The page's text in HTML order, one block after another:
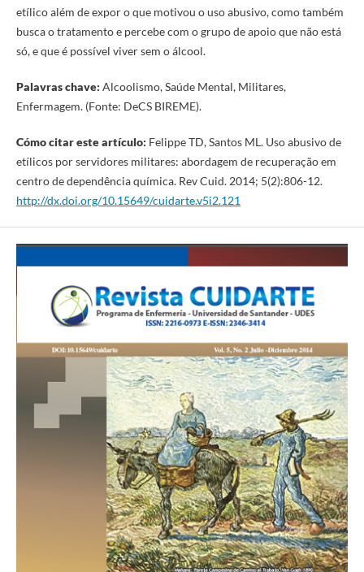
etílico além de expor o que motivou o uso abusivo, como também
busca o tratamento e percebe com o grupo de apoio que não está
só, e que é possível viver sem o álcool.
Palavras chave: Alcoolismo, Saúde Mental, Militares,
Enfermagem. (Fonte: DeCS BIREME).
Cómo citar este artículo: Felippe TD, Santos ML. Uso abusivo de
etílicos por servidores militares: abordagem de recuperação em
centro de dependência química. Rev Cuid. 2014; 5(2):806-12.
http://dx.doi.org/10.15649/cuidarte.v5i2.121